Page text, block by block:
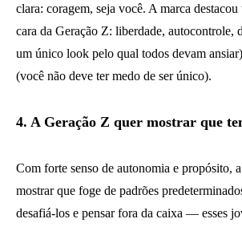
clara: coragem, seja você. A marca destacou
cara da Geração Z: liberdade, autocontrole,
um único look pelo qual todos devam
(você não deve ter medo de ser único).
4. A Geração Z quer mostrar que
Com forte senso de autonomia e propósito,
mostrar que foge de padrões
desafiá-los e pensar fora da caixa — esses